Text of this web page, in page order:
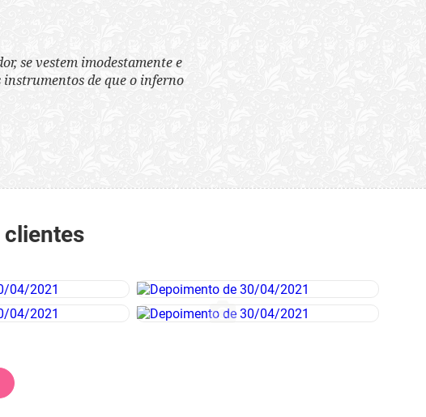
se vestem imodestamente e
instrumentos de que o inferno